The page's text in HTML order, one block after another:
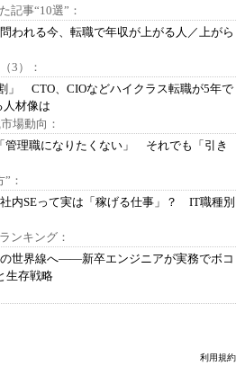
記事“10選”：
われる今、転職で年収が上がる人／上がら
3）：
」 CTO、CIOなどハイクラス転職が5年で
人材像は
場動向：
管理職になりたくない」 それでも「引き
：
内SEって実は「稼げる仕事」？ IT職種別
ンキング：
世界線へ――新卒エンジニアが実務でボコ
生存戦略
利用規約